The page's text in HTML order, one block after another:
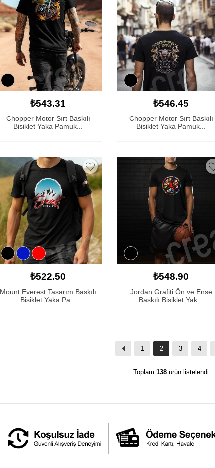
₺543.31
Chopper Motor Sırt Baskılı
Bisiklet Yaka Pamuk...
₺546.45
Chopper Motor Sırt Baskılı
Bisiklet Yaka Pamuk...
₺522.50
Mount Everest Tasarım Baskılı
Bisiklet Yaka Pa...
₺548.90
Jordan Grafiti Ön ve Ense
Baskılı Bisiklet Yak...
1 2 3 4
Toplam 138ürün listelendi